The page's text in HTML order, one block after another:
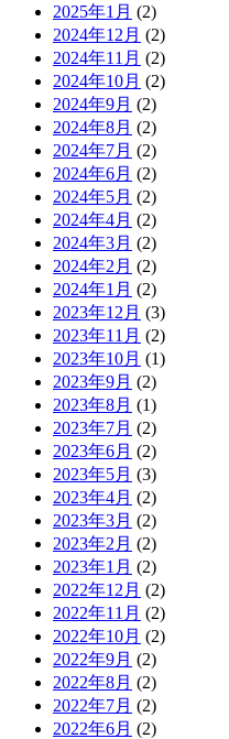
2025年1月 (2)
2024年12月 (2)
2024年11月 (2)
2024年10月 (2)
2024年9月 (2)
2024年8月 (2)
2024年7月 (2)
2024年6月 (2)
2024年5月 (2)
2024年4月 (2)
2024年3月 (2)
2024年2月 (2)
2024年1月 (2)
2023年12月 (3)
2023年11月 (2)
2023年10月 (1)
2023年9月 (2)
2023年8月 (1)
2023年7月 (2)
2023年6月 (2)
2023年5月 (3)
2023年4月 (2)
2023年3月 (2)
2023年2月 (2)
2023年1月 (2)
2022年12月 (2)
2022年11月 (2)
2022年10月 (2)
2022年9月 (2)
2022年8月 (2)
2022年7月 (2)
2022年6月 (2)